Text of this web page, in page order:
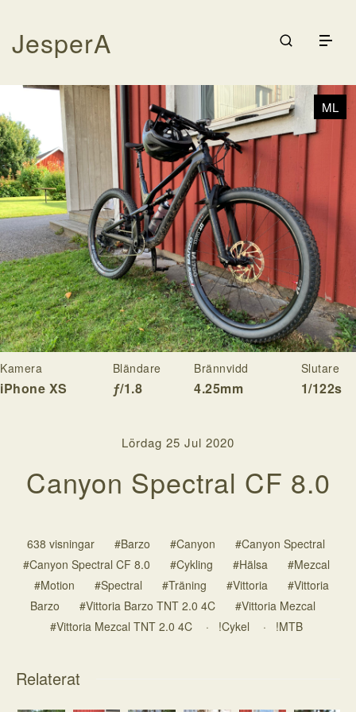
JesperA
Träning
Cykling
Rodd
Kontakta
Logga in
ML
Kamera
iPhone XS
Bländare
ƒ/1.8
Brännvidd
4.25mm
Slutare
1/122s
Lördag 25 Jul 2020
Canyon Spectral CF 8.0
638 visningar #Barzo #Canyon
#Canyon Spectral
#Canyon Spectral CF 8.0
#Cykling #Hälsa
#Mezcal
#Motion
#Spectral #Träning #Vittoria
#Vittoria
Barzo
#Vittoria Barzo TNT 2.0 4C
#Vittoria Mezcal
#Vittoria Mezcal TNT 2.0 4C
· !Cykel · !MTB
Relaterat